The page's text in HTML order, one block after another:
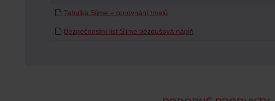
Tabulka Slime – porovnání tmelů
Bezpečnostní list Slime bezdušová náplň